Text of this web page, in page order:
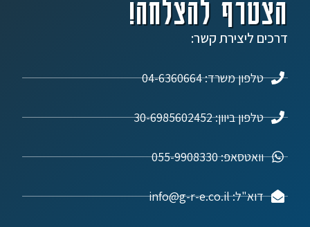
הצטרף להצלחה!
דרכים ליצירת קשר:
טלפון משרד: 04-6360664
טלפון ביוון: 30-6985602452
וואטסאפ: 055-9908330
דוא"ל: info@g-r-e.co.il